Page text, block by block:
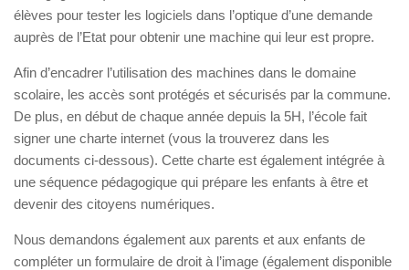
élèves pour tester les logiciels dans l’optique d’une demande
auprès de l’Etat pour obtenir une machine qui leur est propre.
Afin d’encadrer l’utilisation des machines dans le domaine
scolaire, les accès sont protégés et sécurisés par la commune.
De plus, en début de chaque année depuis la 5H, l’école fait
signer une charte internet (vous la trouverez dans les
documents ci-dessous). Cette charte est également intégrée à
une séquence pédagogique qui prépare les enfants à être et
devenir des citoyens numériques.
Nous demandons également aux parents et aux enfants de
compléter un formulaire de droit à l’image (également disponible